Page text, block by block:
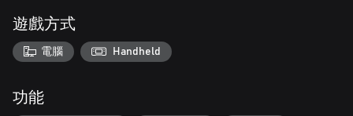
種類更多了，它們等待著萬能邪惡下達命令去征服地表世界。 現
在是時候擁有龐大的軍隊和真正龐大的地下城了！
• 收穫的時機成熟了：地表世界比以往任何時候都要龐大。 擊敗
界變成令人驚歎的純粹邪惡生物群落。
遊戲方式
電腦 Handheld
功能